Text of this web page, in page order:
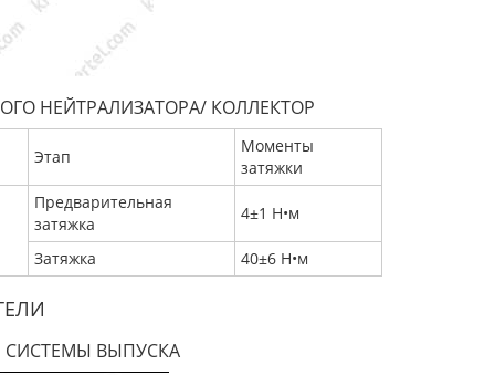
НЕЙТРАЛИЗАТОРА/ КОЛЛЕКТОР
Этап
Моменты
затяжки
Предварительная
затяжка
4±1 Н•м
Затяжка 40±6 Н•м
ВЫПУСКА